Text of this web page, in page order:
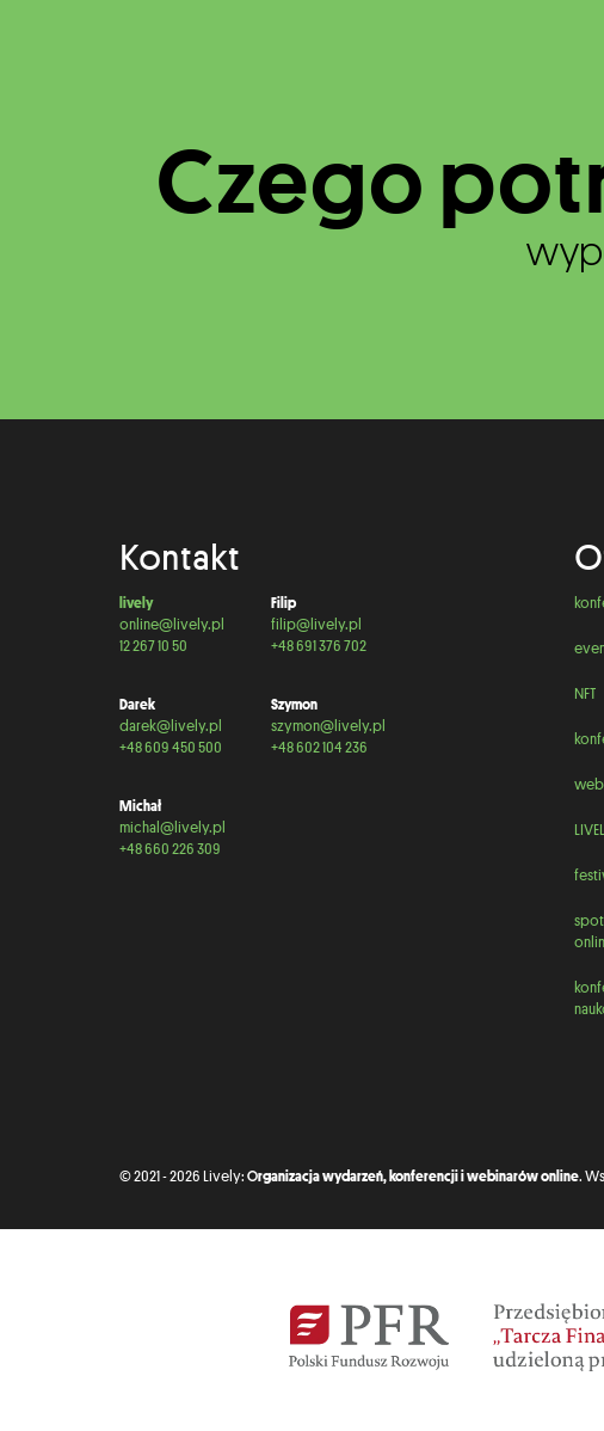
Czego
Kontakt
lively
online@lively.pl
12 267 10 50
Darek
darek@lively.pl
+48 609 450 500
Michał
michal@lively.pl
+48 660 226 309
Filip
filip@lively.pl
+48 691 376 702
Szymon
szymon@lively.pl
+48 602 104 236
NFT
© 2021 - 2026 Lively: Organizacja wydarzeń, konferencji i webinarów online .